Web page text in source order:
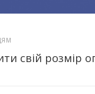
свій розмір